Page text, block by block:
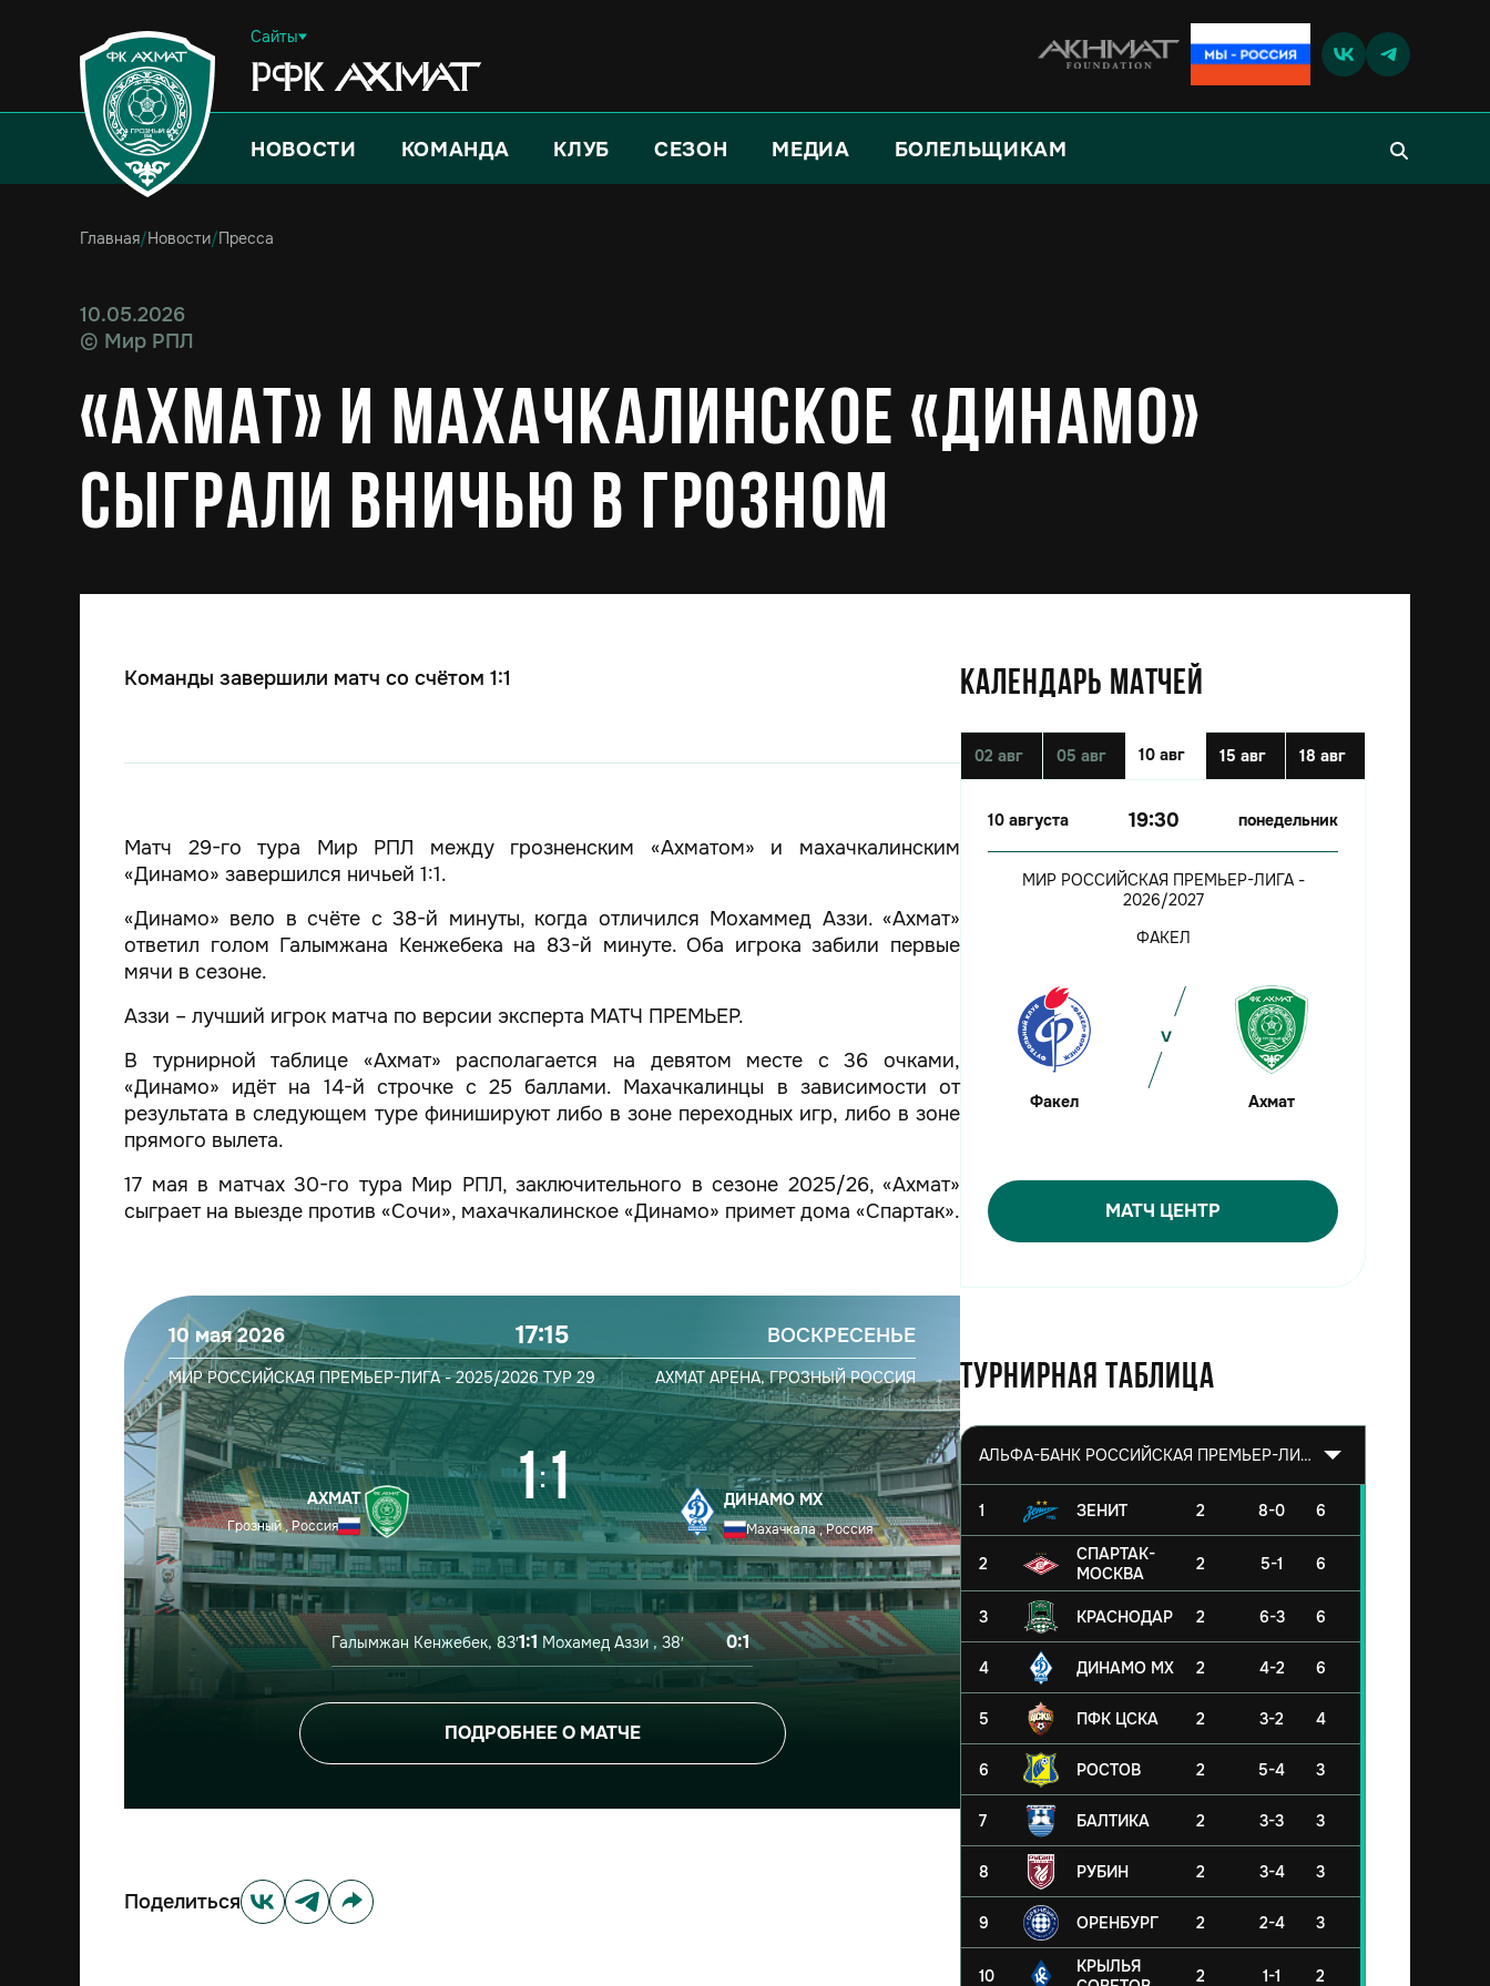
Сайты
НОВОСТИ КОМАНДА КЛУБ СЕЗОН МЕДИА БОЛЕЛЬЩИКАМ
Главная/Новости/Пресса
10.05.2026
© Мир РПЛ
«Ахмат» и махачкалинское «Динамо»
сыграли вничью в Грозном
КАЛЕНДАРЬ МАТЧЕЙ
02 авг 05 авг 10 авг 15 авг 18 авг
10 августа 19:30 понедельник
МИР РОССИЙСКАЯ ПРЕМЬЕР-ЛИГА -
2026/2027
ФАКЕЛ
Факел Ахмат
МАТЧ ЦЕНТР
Турнирная таблица
АЛЬФА-БАНК РОССИЙСКАЯ ПРЕМЬЕР-ЛИГА 2026/2027
1 ЗЕНИТ 2 8-0 6
2
СПАРТАК-
МОСКВА
2 5-1 6
3 КРАСНОДАР 2 6-3 6
4 ДИНАМО МХ 2 4-2 6
5 ПФК ЦСКА 2 3-2 4
6 РОСТОВ 2 5-4 3
7 БАЛТИКА 2 3-3 3
8 РУБИН 2 3-4 3
9 ОРЕНБУРГ 2 2-4 3
10
КРЫЛЬЯ
2 1-1 2
Команды завершили матч со счётом 1:1
Матч 29-го тура Мир РПЛ между грозненским «Ахматом» и махачкалинским
«Динамо» завершился ничьей 1:1.
«Динамо» вело в счёте с 38-й минуты, когда отличился Мохаммед Аззи. «Ахмат»
ответил голом Галымжана Кенжебека на 83-й минуте. Оба игрока забили первые
мячи в сезоне.
Аззи – лучший игрок матча по версии эксперта МАТЧ ПРЕМЬЕР.
В турнирной таблице «Ахмат» располагается на девятом месте с 36 очками,
«Динамо» идёт на 14-й строчке с 25 баллами. Махачкалинцы в зависимости от
результата в следующем туре финишируют либо в зоне переходных игр, либо в зоне
прямого вылета.
17 мая в матчах 30-го тура Мир РПЛ, заключительного в сезоне 2025/26, «Ахмат»
сыграет на выезде против «Сочи», махачкалинское «Динамо» примет дома «Спартак».
10 мая 2026 17:15 ВОСКРЕСЕНЬЕ
МИР РОССИЙСКАЯ ПРЕМЬЕР-ЛИГА - 2025/2026 ТУР 29 АХМАТ АРЕНА,ГРОЗНЫЙ РОССИЯ
АХМАТ
Грозный , Россия
1:1 ДИНАМО МХ
Махачкала , Россия
Галымжан Кенжебек, 83′1:1 Мохамед Аззи , 38′ 0:1
ПОДРОБНЕЕ О МАТЧЕ
Поделиться